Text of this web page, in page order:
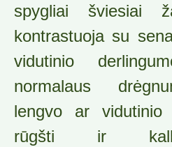
spygliai šviesiai
kontrastuoja su
vidutinio
normalaus
lengvo ar vidutinio
rūgšti ir